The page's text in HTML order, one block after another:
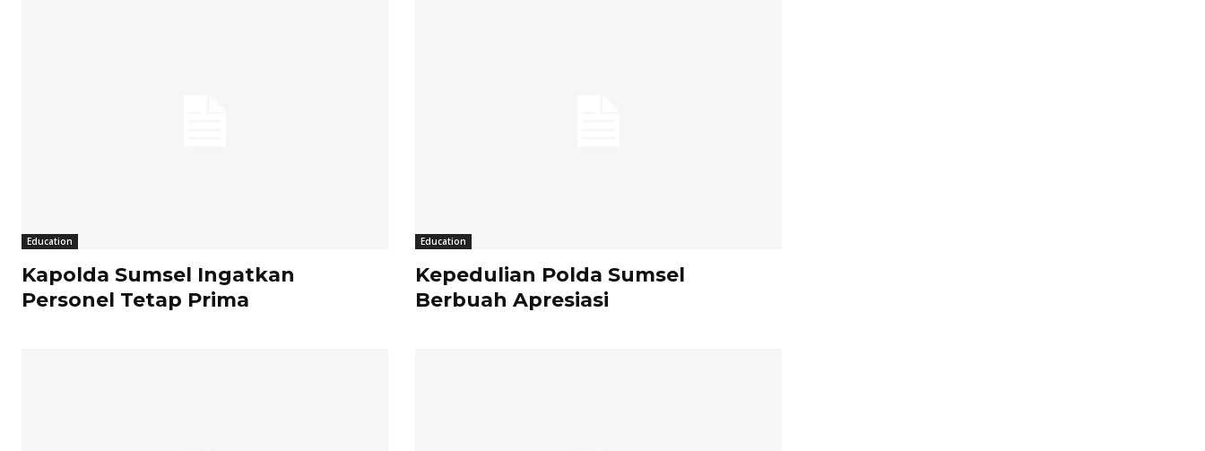
Education
Kapolda Sumsel Ingatkan
Personel Tetap Prima
Education
Kepedulian Polda Sumsel
Berbuah Apresiasi